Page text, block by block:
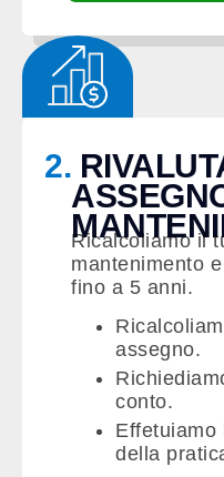
2.
Ricalcoliamo il
mantenimento
fino a 5 anni.
assegno.
conto.
Effetuiamo
della